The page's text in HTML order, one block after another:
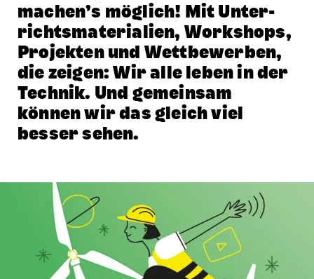
machen’s möglich! Mit Unter­
richts­materialien, Workshops,
Projekten und Wett­bewerben,
die zeigen: Wir alle leben in der
Technik. Und gemeinsam
können wir das gleich viel
besser sehen.